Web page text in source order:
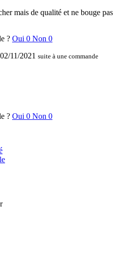
mais de qualité et ne bouge pas
? Oui 0 Non 0
02/11/2021 suite à une commande
? Oui 0 Non 0